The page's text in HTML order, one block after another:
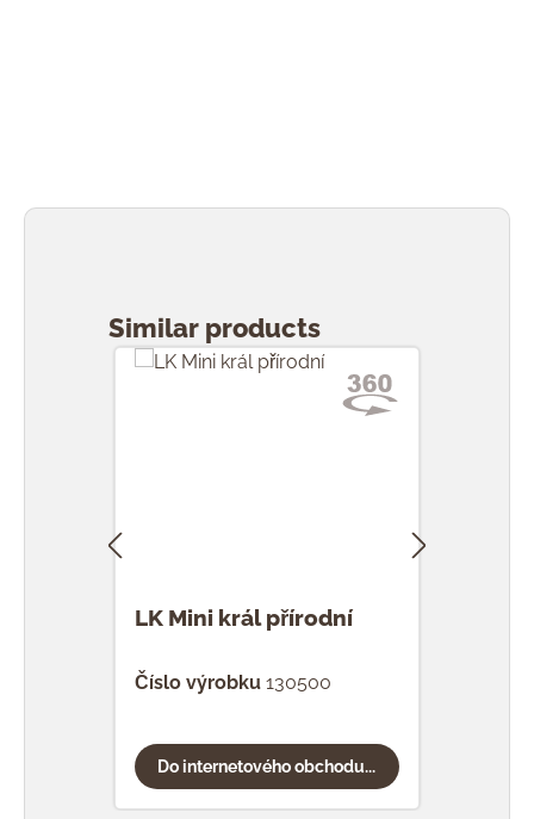
Similar products
LK Mini král přírodní
Číslo výrobku 130500
Do internetového obchodu...